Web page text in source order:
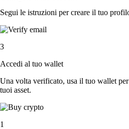
Segui le istruzioni per creare il tuo
3
Accedi al tuo wallet
Una volta verificato, usa il tuo wallet
tuoi asset.
1